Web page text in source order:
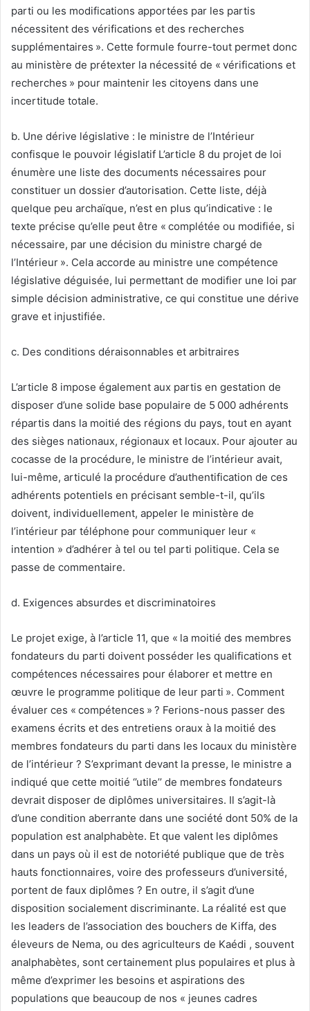
parti ou les modifications apportées par les partis
nécessitent des vérifications et des recherches
supplémentaires ». Cette formule fourre-tout permet donc
au ministère de prétexter la nécessité de « vérifications et
recherches » pour maintenir les citoyens dans une
incertitude totale.
b. Une dérive législative : le ministre de l’Intérieur
confisque le pouvoir législatif L’article 8 du projet de loi
énumère une liste des documents nécessaires pour
constituer un dossier d’autorisation. Cette liste, déjà
quelque peu archaïque, n’est en plus qu’indicative : le
texte précise qu’elle peut être « complétée ou modifiée, si
nécessaire, par une décision du ministre chargé de
l’Intérieur ». Cela accorde au ministre une compétence
législative déguisée, lui permettant de modifier une loi par
simple décision administrative, ce qui constitue une dérive
grave et injustifiée.
c. Des conditions déraisonnables et arbitraires
L’article 8 impose également aux partis en gestation de
disposer d’une solide base populaire de 5 000 adhérents
répartis dans la moitié des régions du pays, tout en ayant
des sièges nationaux, régionaux et locaux. Pour ajouter au
cocasse de la procédure, le ministre de l’intérieur avait,
lui-même, articulé la procédure d’authentification de ces
adhérents potentiels en précisant semble-t-il, qu’ils
doivent, individuellement, appeler le ministère de
l’intérieur par téléphone pour communiquer leur «
intention » d’adhérer à tel ou tel parti politique. Cela se
passe de commentaire.
d. Exigences absurdes et discriminatoires
Le projet exige, à l’article 11, que « la moitié des membres
fondateurs du parti doivent posséder les qualifications et
compétences nécessaires pour élaborer et mettre en
œuvre le programme politique de leur parti ». Comment
évaluer ces « compétences » ? Ferions-nous passer des
examens écrits et des entretiens oraux à la moitié des
membres fondateurs du parti dans les locaux du ministère
de l’intérieur ? S’exprimant devant la presse, le ministre a
indiqué que cette moitié ‘’utile’’ de membres fondateurs
devrait disposer de diplômes universitaires. Il s’agit-là
d’une condition aberrante dans une société dont 50% de la
population est analphabète. Et que valent les diplômes
dans un pays où il est de notoriété publique que de très
hauts fonctionnaires, voire des professeurs d’université,
portent de faux diplômes ? En outre, il s’agit d’une
disposition socialement discriminante. La réalité est que
les leaders de l’association des bouchers de Kiffa, des
éleveurs de Nema, ou des agriculteurs de Kaédi , souvent
analphabètes, sont certainement plus populaires et plus à
même d’exprimer les besoins et aspirations des
populations que beaucoup de nos « jeunes cadres